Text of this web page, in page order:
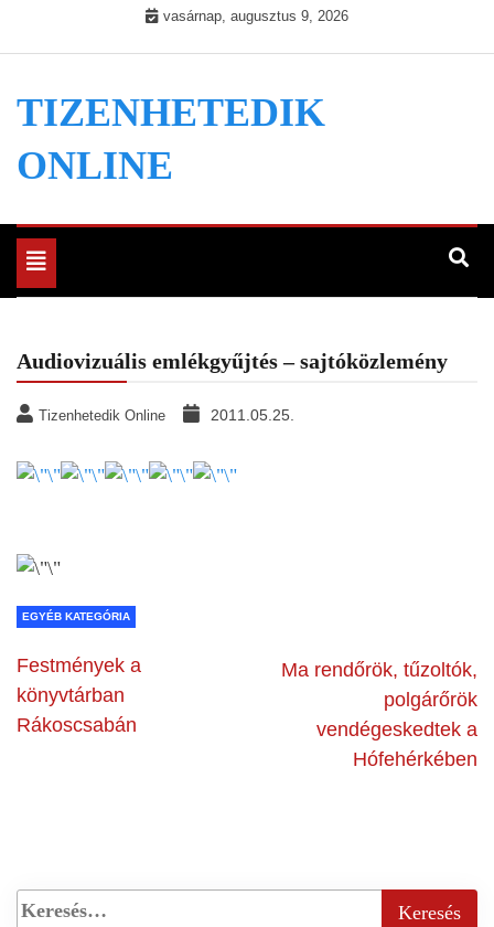
vasárnap, augusztus 9, 2026
TIZENHETEDIK
ONLINE
Toggle
navigation
Audiovizuális emlékgyűjtés – sajtóközlemény
Tizenhetedik Online 2011.05.25.
EGYÉB KATEGÓRIA
Festmények a
könyvtárban
Rákoscsabán
Ma rendőrök, tűzoltók,
polgárőrök
vendégeskedtek a
Hófehérkében